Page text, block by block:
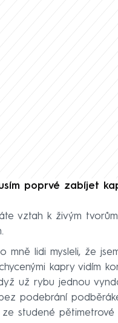
poprvé zabíjet
vztah k živým
mně lidi mysleli, že
kapry vidím
už rybu jednou
podebrání
studené